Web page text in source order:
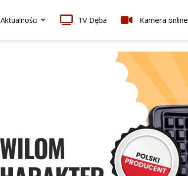
Aktualności TV Dęba Kamera online